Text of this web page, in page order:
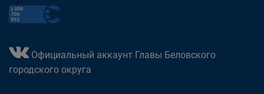
Официальный аккаунт Главы Беловского
городского округа